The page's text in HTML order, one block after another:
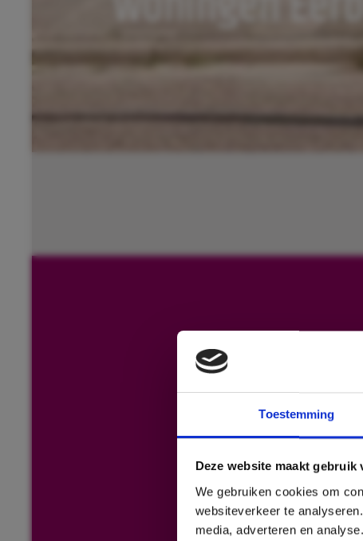
Toestemming
Deze website maakt gebruik
We gebruiken cookies om
websiteverkeer te
media, adverteren en